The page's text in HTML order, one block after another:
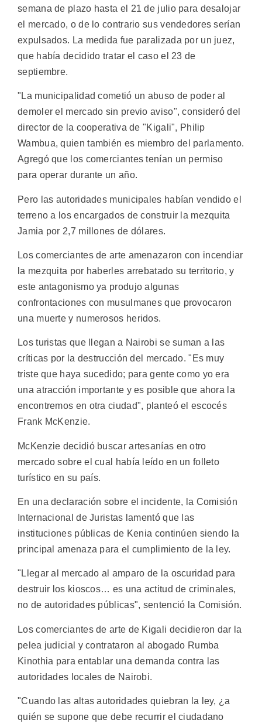
semana de plazo hasta el 21 de julio para desalojar
el mercado, o de lo contrario sus vendedores serían
expulsados. La medida fue paralizada por un juez,
que había decidido tratar el caso el 23 de
septiembre.
"La municipalidad cometió un abuso de poder al
demoler el mercado sin previo aviso", consideró del
director de la cooperativa de "Kigali", Philip
Wambua, quien también es miembro del parlamento.
Agregó que los comerciantes tenían un permiso
para operar durante un año.
Pero las autoridades municipales habían vendido el
terreno a los encargados de construir la mezquita
Jamia por 2,7 millones de dólares.
Los comerciantes de arte amenazaron con incendiar
la mezquita por haberles arrebatado su territorio, y
este antagonismo ya produjo algunas
confrontaciones con musulmanes que provocaron
una muerte y numerosos heridos.
Los turistas que llegan a Nairobi se suman a las
críticas por la destrucción del mercado. "Es muy
triste que haya sucedido; para gente como yo era
una atracción importante y es posible que ahora la
encontremos en otra ciudad", planteó el escocés
Frank McKenzie.
McKenzie decidió buscar artesanías en otro
mercado sobre el cual había leído en un folleto
turístico en su país.
En una declaración sobre el incidente, la Comisión
Internacional de Juristas lamentó que las
instituciones públicas de Kenia continúen siendo la
principal amenaza para el cumplimiento de la ley.
"Llegar al mercado al amparo de la oscuridad para
destruir los kioscos… es una actitud de criminales,
no de autoridades públicas", sentenció la Comisión.
Los comerciantes de arte de Kigali decidieron dar la
pelea judicial y contrataron al abogado Rumba
Kinothia para entablar una demanda contra las
autoridades locales de Nairobi.
"Cuando las altas autoridades quiebran la ley, ¿a
quién se supone que debe recurrir el ciudadano